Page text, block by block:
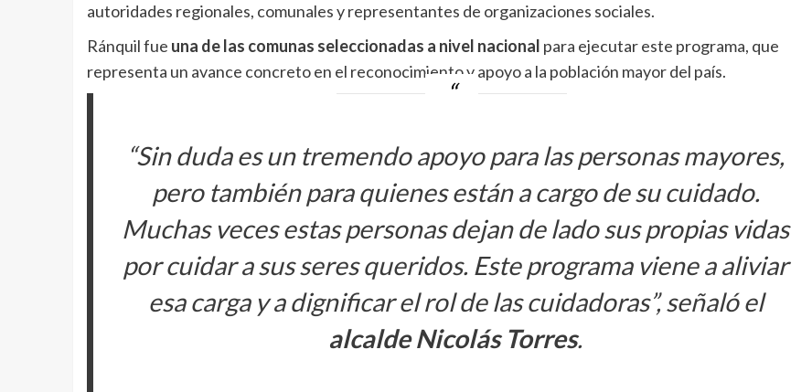
autoridades regionales, comunales y representantes de organizaciones sociales.
Ránquil fue una de las comunas seleccionadas a nivel nacional para ejecutar este programa, que
representa un avance concreto en el reconocimiento y apoyo a la población mayor del país.
“Sin duda es un tremendo apoyo para las personas mayores,
pero también para quienes están a cargo de su cuidado.
Muchas veces estas personas dejan de lado sus propias vidas
por cuidar a sus seres queridos. Este programa viene a aliviar
esa carga y a dignificar el rol de las cuidadoras”, señaló el
alcalde Nicolás Torres.